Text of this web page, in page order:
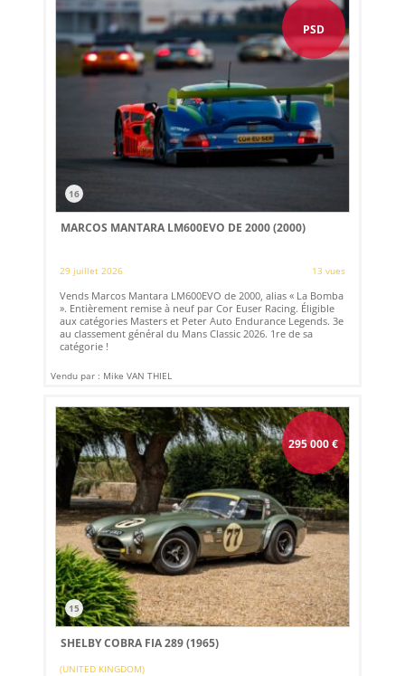
PSD
16
MARCOS MANTARA LM600EVO DE 2000 (2000)
29 juillet 2026 13 vues
Vends Marcos Mantara LM600EVO de 2000, alias « La Bomba
». Entièrement remise à neuf par Cor Euser Racing. Éligible
aux catégories Masters et Peter Auto Endurance Legends. 3e
au classement général du Mans Classic 2026. 1re de sa
catégorie !
Vendu par : Mike VAN THIEL
295 000€
15
SHELBY COBRA FIA 289 (1965)
(UNITED KINGDOM)